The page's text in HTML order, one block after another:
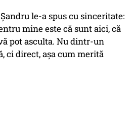
le-a spus cu sinceritate:
mine este că sunt aici, că
pot asculta. Nu dintr-un
ci direct, așa cum merită